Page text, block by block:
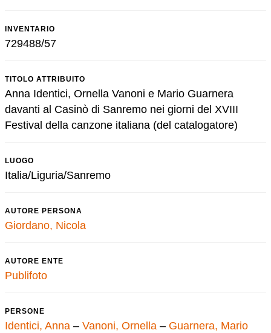
INVENTARIO
729488/57
TITOLO ATTRIBUITO
Anna Identici, Ornella Vanoni e Mario Guarnera
davanti al Casinò di Sanremo nei giorni del XVIII
Festival della canzone italiana (del catalogatore)
LUOGO
Italia/Liguria/Sanremo
AUTORE PERSONA
Giordano, Nicola
AUTORE ENTE
Publifoto
PERSONE
Identici, Anna – Vanoni, Ornella – Guarnera, Mario